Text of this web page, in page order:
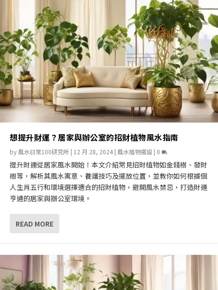
想提升財運？居家與辦公室的招財植物風水指南
by 風水日常100研究所 | 12 月 28, 2024 | 風水植物擺設 | 0
提升財運從居家風水開始！本文介紹常見招財植物如金錢樹、發財
樹等，解析其風水寓意、養護技巧及擺放位置，並教你如何根據個
人生肖五行和環境選擇適合的招財植物，避開風水禁忌，打造財運
亨通的居家與辦公室環境。
READ MORE